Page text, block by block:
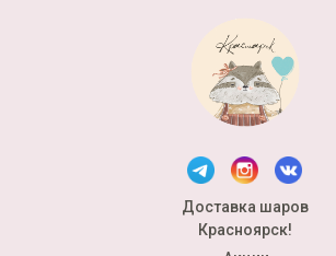
Доставка шаров
Красноярск!